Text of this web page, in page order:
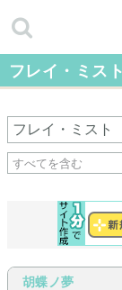
フレイ・ミス
胡蝶ノ夢